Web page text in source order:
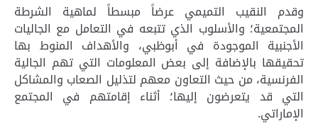
وقدم النقيب التميمي عرضاً مبسطاً لماهية الشرطة
المجتمعية؛ والأسلوب الذي تتبعه في التعامل مع الجاليات
الأجنبية الموجودة في أبوظبي، والأهداف المنوط بها
تحقيقها بالإضافة إلى بعض المعلومات التي تهم الجالية
الفرنسية، من حيث التعاون معهم لتذليل الصعاب والمشاكل
التي قد يتعرضون إليها؛ أثناء إقامتهم في المجتمع
الإماراتي.